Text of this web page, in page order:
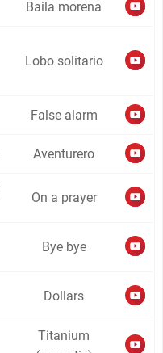
Baila morena
Lobo solitario
False alarm
Aventurero
On a prayer
Bye bye
Dollars
Titanium